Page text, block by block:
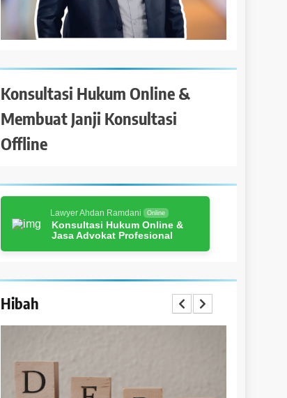
Konsultasi Hukum Online &
Membuat Janji Konsultasi
Offline
Lawyer Ahdan Ramdani Online
Konsultasi Hukum Online &
Jasa Advokat Profesional
Hibah